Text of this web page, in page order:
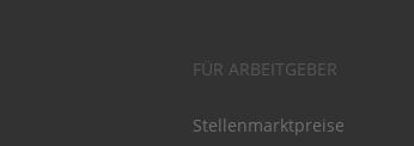
FÜR ARBEITGEBER
Stellenmarktpreise